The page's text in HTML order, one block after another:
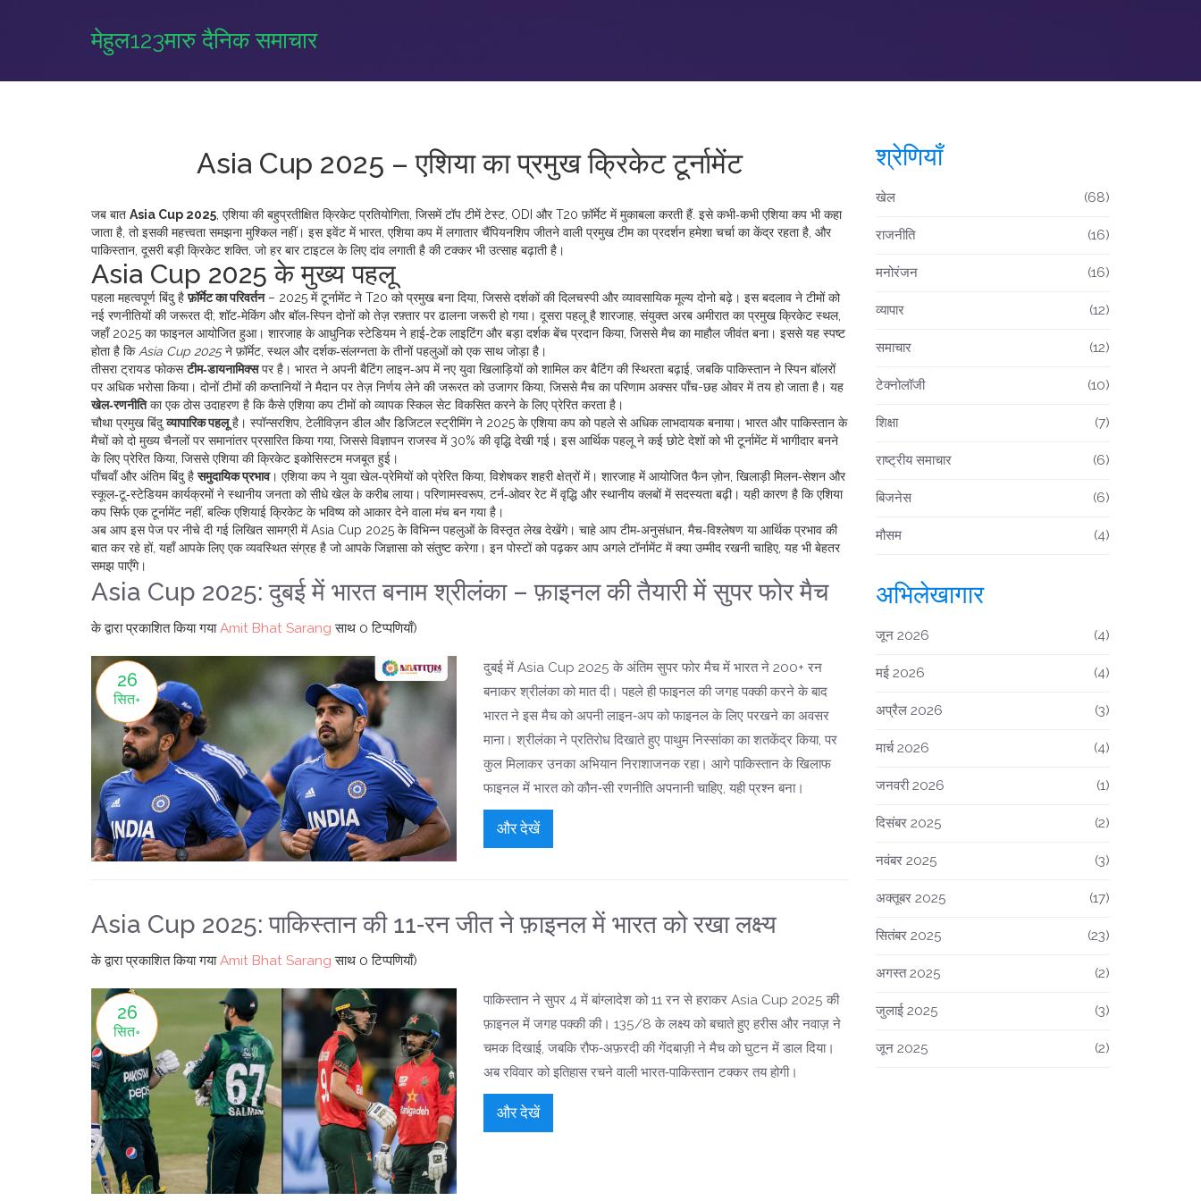
मेहुल123मारु दैनिक समाचार
Asia Cup 2025 – एशिया का प्रमुख क्रिकेट टूर्नामेंट
जब बात Asia Cup 2025 एशिया की बहुप्रतीक्षित क्रिकेट प्रतियोगिता, जिसमें टॉप टीमें टेस्ट, ODI और T20 फ़ॉर्मेट में मुकाबला करती हैं. इसे कभी‑कभीएशिया कप भी कहा
जाता है, तो इसकी महत्त्वता समझना मुश्किल नहीं। इस इवेंट मेंभारत एशिया कप में लगातार चैंपियनशिप जीतने वाली प्रमुख टीमका प्रदर्शन हमेशा चर्चा का केंद्र रहता है, और
पाकिस्तान दूसरी बड़ी क्रिकेट शक्ति, जो हर बार टाइटल के लिए दांव लगाती है की टक्कर भी उत्साह बढ़ाती है।
Asia Cup 2025 के मुख्य पहलू
पहला महत्वपूर्ण बिंदु हैफ़ॉर्मेट का परिवर्तन– 2025 में टूर्नामेंट ने T20 को प्रमुख बना दिया, जिससे दर्शकों की दिलचस्पी और व्यावसायिक मूल्य दोनो बढ़े। इस बदलाव ने टीमों को
नई रणनीतियों की जरूरत दी; शॉट‑मेकिंग और बॉल‑स्पिन दोनों को तेज़ रफ़्तार पर ढालना जरूरी हो गया। दूसरा पहलू है शारजाह संयुक्त अरब अमीरात का प्रमुख क्रिकेट स्थल,
जहाँ 2025 का फाइनल आयोजित हुआ। शारजाह के आधुनिक स्टेडियम ने हाई‑टेक लाइटिंग और बड़ा दर्शक बेंच प्रदान किया, जिससे मैच का माहौल जीवंत बना। इससे यह स्पष्ट
होता है कि Asia Cup 2025ने फ़ॉर्मेट, स्थल और दर्शक‑संलग्नता के तीनों पहलुओं को एक साथ जोड़ा है।
तीसरा ट्रायड फोकसटीम‑डायनामिक्सपर है। भारत ने अपनी बैटिंग लाइन‑अप में नए युवा खिलाड़ियों को शामिल कर बैटिंग की स्थिरता बढ़ाई, जबकि पाकिस्तान ने स्पिन बॉलरों
पर अधिक भरोसा किया। दोनों टीमों की कप्तानियों ने मैदान पर तेज़ निर्णय लेने की जरूरत को उजागर किया, जिससे मैच का परिणाम अक्सर पाँच-छह ओवर में तय हो जाता है। यह
खेल‑रणनीतिका एक ठोस उदाहरण है कि कैसे एशिया कप टीमों को व्यापक स्किल सेट विकसित करने के लिए प्रेरित करता है।
चौथा प्रमुख बिंदुव्यापारिक पहलूहै। स्पॉन्सरशिप, टेलीविज़न डील और डिजिटल स्ट्रीमिंग ने 2025 के एशिया कप को पहले से अधिक लाभदायक बनाया। भारत और पाकिस्तान के
मैचों को दो मुख्य चैनलों पर समानांतर प्रसारित किया गया, जिससे विज्ञापन राजस्व में 30% की वृद्धि देखी गई। इस आर्थिक पहलू ने कई छोटे देशों को भी टूर्नामेंट में भागीदार बनने
के लिए प्रेरित किया, जिससे एशिया की क्रिकेट इकोसिस्टम मजबूत हुई।
पाँचवाँ और अंतिम बिंदु हैसमुदायिक प्रभाव। एशिया कप ने युवा खेल‑प्रेमियों को प्रेरित किया, विशेषकर शहरी क्षेत्रों में। शारजाह में आयोजित फैन ज़ोन, खिलाड़ी मिलन‑सेशन और
स्कूल‑टू‑स्टेडियम कार्यक्रमों ने स्थानीय जनता को सीधे खेल के करीब लाया। परिणामस्वरूप, टर्न‑ओवर रेट में वृद्धि और स्थानीय क्लबों में सदस्यता बढ़ी। यही कारण है कि एशिया
कप सिर्फ एक टूर्नामेंट नहीं, बल्कि एशियाई क्रिकेट के भविष्य को आकार देने वाला मंच बन गया है।
अब आप इस पेज पर नीचे दी गई लिखित सामग्री में Asia Cup 2025 के विभिन्न पहलुओं के विस्तृत लेख देखेंगे। चाहे आप टीम‑अनुसंधान, मैच‑विश्लेषण या आर्थिक प्रभाव की
बात कर रहे हों, यहाँ आपके लिए एक व्यवस्थित संग्रह है जो आपके जिज्ञासा को संतुष्ट करेगा। इन पोस्टों को पढ़कर आप अगले टॉर्नामेंट में क्या उम्मीद रखनी चाहिए, यह भी बेहतर
समझ पाएँगे।
Asia Cup 2025: दुबई में भारत बनाम श्रीलंका – फ़ाइनल की तैयारी में सुपर फोर मैच
के द्वारा प्रकाशित किया गयाAmit Bhat Sarang साथ 0 टिप्पणियाँ)
26
सित॰
दुबई में Asia Cup 2025 के अंतिम सुपर फोर मैच में भारत ने 200+ रन
बनाकर श्रीलंका को मात दी। पहले ही फाइनल की जगह पक्की करने के बाद
भारत ने इस मैच को अपनी लाइन‑अप को फाइनल के लिए परखने का अवसर
माना। श्रीलंका ने प्रतिरोध दिखाते हुए पाथुम निस्सांका का शतकेंद्र किया, पर
कुल मिलाकर उनका अभियान निराशाजनक रहा। आगे पाकिस्तान के खिलाफ
फाइनल में भारत को कौन‑सी रणनीति अपनानी चाहिए, यही प्रश्‍न बना।
और देखें
Asia Cup 2025: पाकिस्तान की 11‑रन जीत ने फ़ाइनल में भारत को रखा लक्ष्य
के द्वारा प्रकाशित किया गयाAmit Bhat Sarang साथ 0 टिप्पणियाँ)
26
सित॰
पाकिस्तान ने सुपर 4 में बांग्लादेश को 11 रन से हराकर Asia Cup 2025 की
फ़ाइनल में जगह पक्की की। 135/8 के लक्ष्य को बचाते हुए हरीस और नवाज़ ने
चमक दिखाई, जबकि रौफ‑अफ़रदी की गेंदबाज़ी ने मैच को घुटन में डाल दिया।
अब रविवार को इतिहास रचने वाली भारत‑पाकिस्तान टक्कर तय होगी।
और देखें
श्रेणियाँ
खेल (68)
राजनीति (16)
मनोरंजन (16)
व्यापार (12)
समाचार (12)
टेक्नोलॉजी (10)
शिक्षा (7)
राष्ट्रीय समाचार (6)
बिजनेस (6)
मौसम (4)
अभिलेखागार
जून 2026 (4)
मई 2026 (4)
अप्रैल 2026 (3)
मार्च 2026 (4)
जनवरी 2026 (1)
दिसंबर 2025 (2)
नवंबर 2025 (3)
अक्तूबर 2025 (17)
सितंबर 2025 (23)
अगस्त 2025 (2)
जुलाई 2025 (3)
जून 2025 (2)